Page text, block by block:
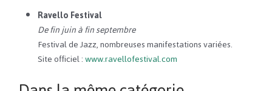
Ravello Festival
De fin juin à fin septembre
Festival de Jazz, nombreuses manifestations variées.
Site officiel :www.ravellofestival.com